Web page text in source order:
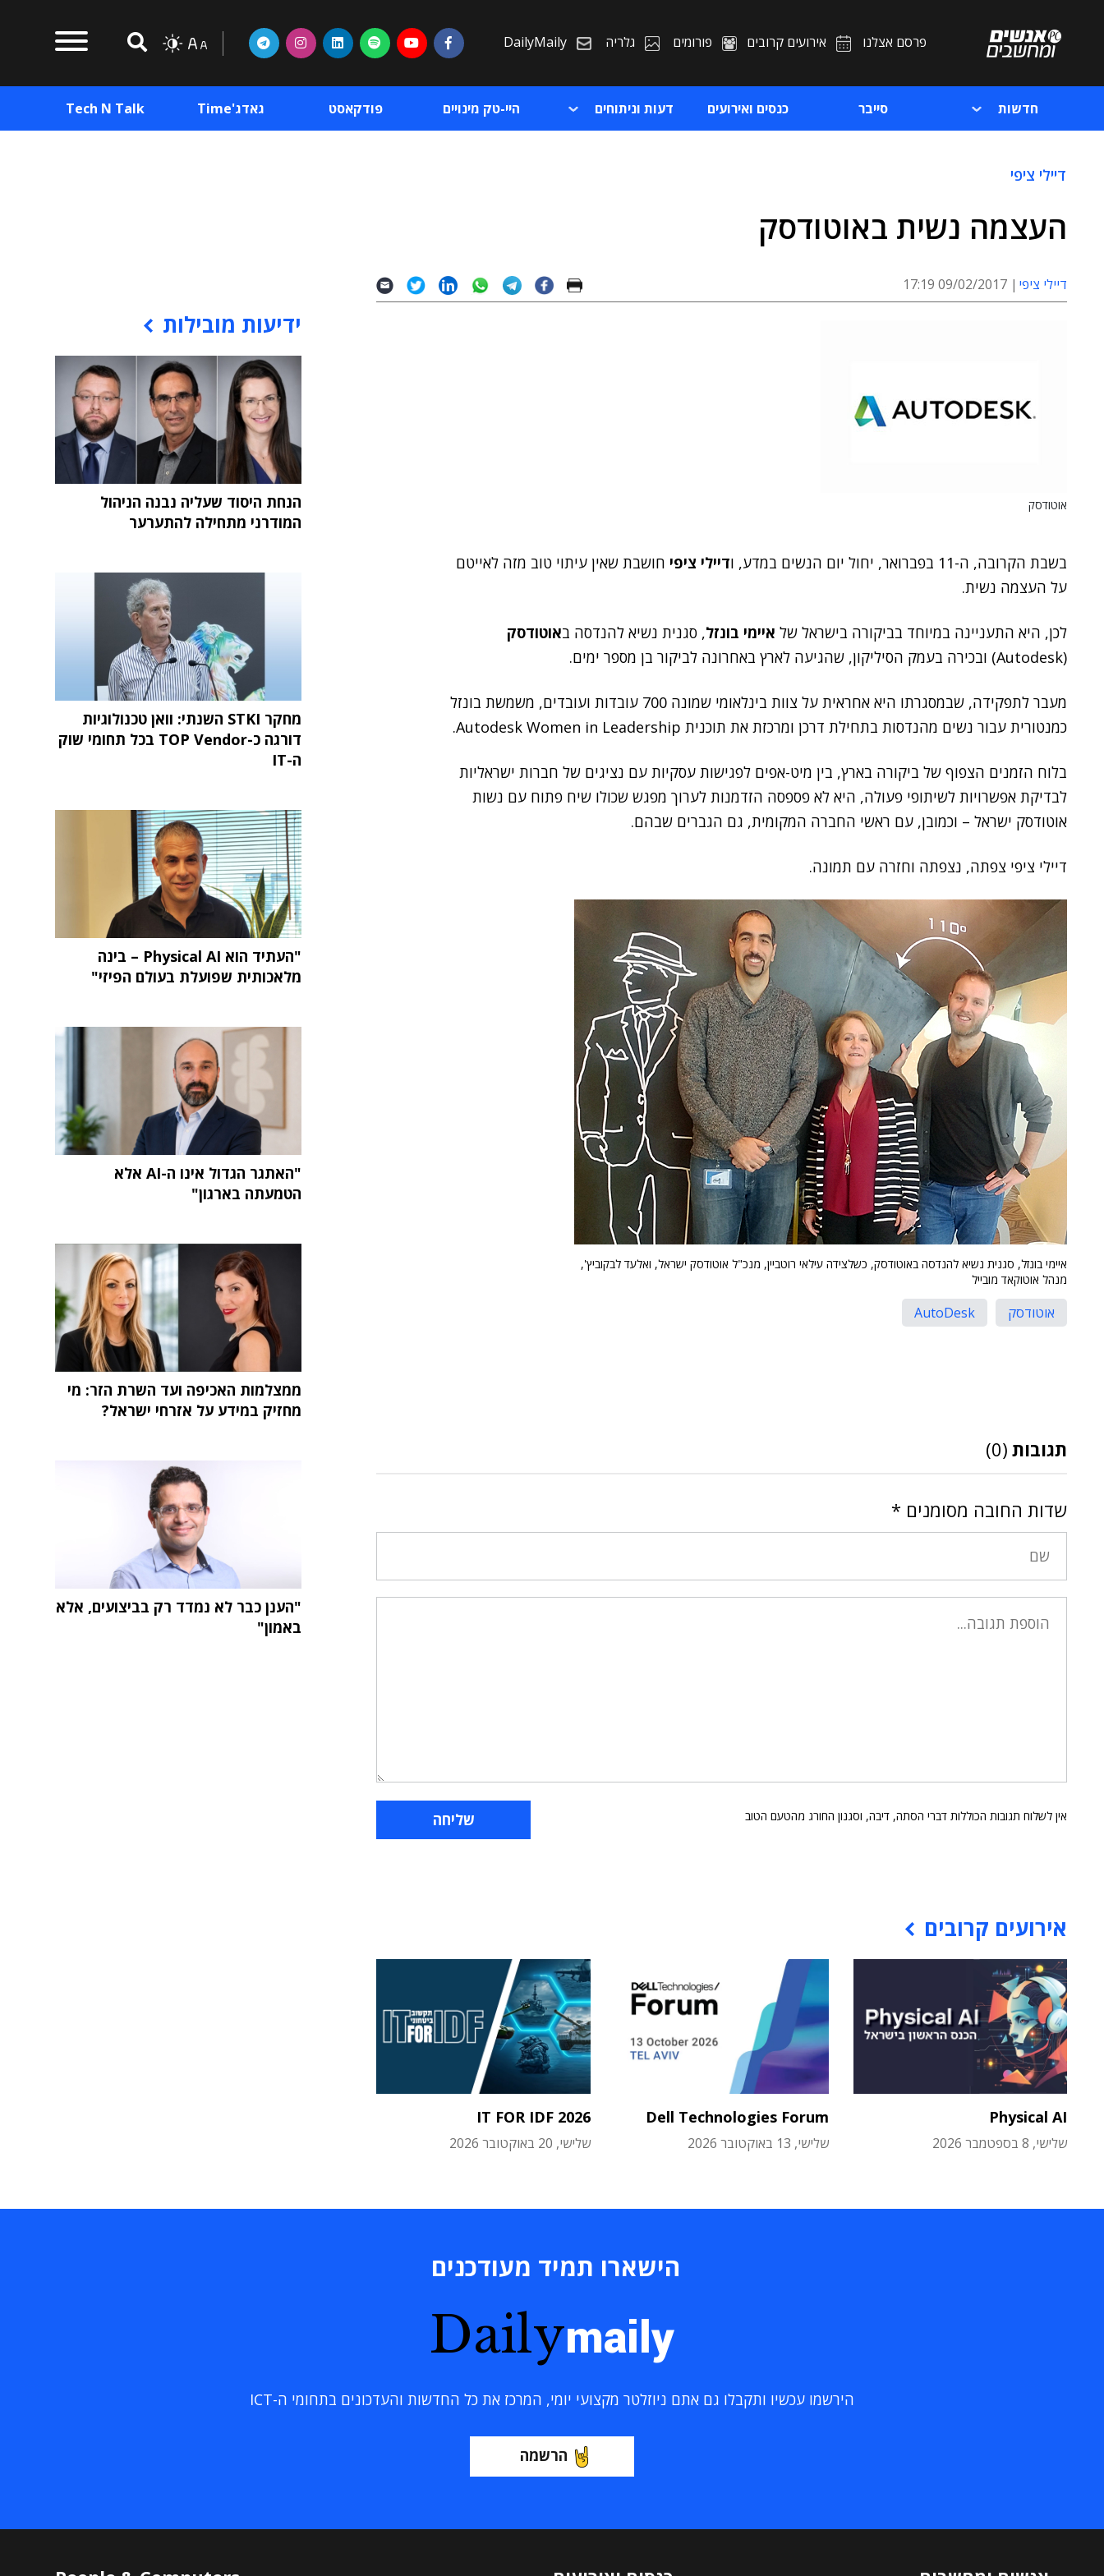
פרסם אצלנו אירועים קרובים פורומים גלריה DailyMaily
חדשות סייבר כנסים ואירועים דעות וניתוחים היי-טק מינויים פודקאסט גאדג'Time Tech N Talk
דיילי ציפי
העצמה נשית באוטודסק
דיילי ציפי 09/02/2017 17:19
אוטודסק
בשבת הקרובה, ה-11 בפברואר, יחול יום הנשים במדע, ו דיילי ציפי חושבת שאין עיתוי טוב מזה לאייטם
על העצמה נשית.
לכן, היא התעניינה במיוחד בביקורה בישראל של איימי בונזל, סגנית נשיא להנדסה באוטודסק
(Autodesk) ובכירה בעמק הסיליקון, שהגיעה לארץ באחרונה לביקור בן מספר ימים.
מעבר לתפקידה, שבמסגרתו היא אחראית על צוות בינלאומי שמונה 700 עובדות ועובדים, משמשת בונזל
כמנטורית עבור נשים מהנדסות בתחילת דרכן ומרכזת את תוכנית Autodesk Women in Leadership.
בלוח הזמנים הצפוף של ביקורה בארץ, בין מיט-אפים לפגישות עסקיות עם נציגים של חברות ישראליות
לבדיקת אפשרויות לשיתופי פעולה, היא לא פספסה הזדמנות לערוך מפגש שכולו שיח פתוח עם נשות
אוטודסק ישראל – וכמובן, עם ראשי החברה המקומית, גם הגברים שבהם.
דיילי ציפי צפתה, נצפתה וחזרה עם תמונה.
איימי בונזל, סגנית נשיא להנדסה באוטודסק, כשלצידה עילאי רוטביין, מנכ"ל אוטודסק ישראל, ואלעד לבקוביץ',
מנהל אוטוקאד מובייל
אוטודסק AutoDesk
תגובות (0)
שדות החובה מסומנים *
אין לשלוח תגובות הכוללות דברי הסתה, דיבה, וסגנון החורג מהטעם הטוב
אירועים קרובים
Physical AI
שלישי, 8 בספטמבר 2026
Dell Technologies Forum
שלישי, 13 באוקטובר 2026
IT FOR IDF 2026
שלישי, 20 באוקטובר 2026
ידיעות מובילות
הנחת היסוד שעליה נבנה הניהול
המודרני מתחילה להתערער
מחקר STKI השנתי: וואן טכנולוגיות
דורגה כ-TOP Vendor בכל תחומי שוק
ה-IT
"העתיד הוא Physical AI – בינה
מלאכותית שפועלת בעולם הפיזי"
"האתגר הגדול אינו ה-AI אלא
הטמעתה בארגון"
ממצלמות האכיפה ועד השרת הזר: מי
מחזיק במידע על אזרחי ישראל?
"הענן כבר לא נמדד רק בביצועים, אלא
באמון"
הישארו תמיד מעודכנים
Dailymaily
הירשמו עכשיו ותקבלו גם אתם ניוזלטר מקצועי יומי, המרכז את כל החדשות והעדכונים בתחומי ה-ICT
הרשמה